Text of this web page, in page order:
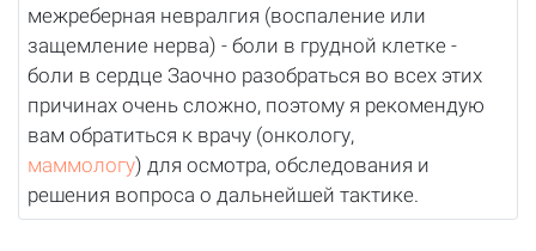
межреберная невралгия (воспаление или
защемление нерва) - боли в грудной клетке -
боли в сердце Заочно разобраться во всех этих
причинах очень сложно, поэтому я рекомендую
вам обратиться к врачу (онкологу,
маммологу) для осмотра, обследования и
решения вопроса о дальнейшей тактике.